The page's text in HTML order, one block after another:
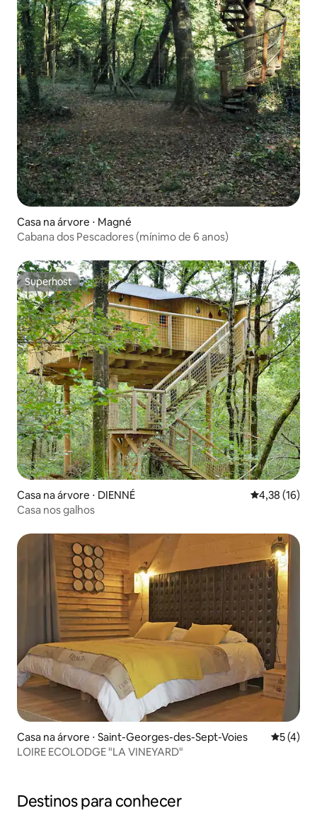
Casa na árvore ⋅ Magné
Cabana dos Pescadores (mínimo de 6 anos)
Superhost
Superhost
Casa na árvore ⋅ DIENNÉ 4,38 de uma
4,38 (16)
Casa nos galhos
Casa na árvore ⋅ Saint-Georges-des-Sept-Voies 5 de
5 (4)
LOIRE ECOLODGE "LA VINEYARD"
Destinos para conhecer